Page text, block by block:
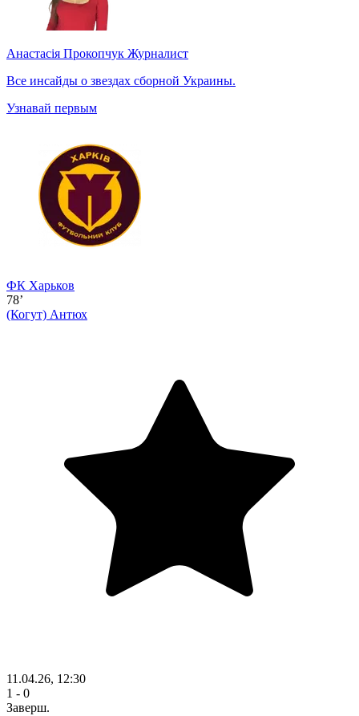
Анастасія Прокопчук Журналист
Все инсайды о звездах сборной Украины.
Узнавай первым
ФК Харьков
78’
(Когут) Антюх
11.04.26, 12:30
1 - 0
Заверш.